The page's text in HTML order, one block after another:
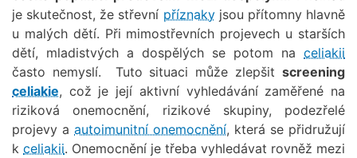
je skutečnost, že střevní příznakyjsou přítomny hlavně
u malých dětí. Při mimostřevních projevech u starších
dětí, mladistvých a dospělých se potom na celiakii
často nemyslí. Tuto situaci může zlepšit screening
celiakie, což je její aktivní vyhledávání zaměřené na
riziková onemocnění, rizikové skupiny, podezřelé
projevy a autoimunitní onemocnění, která se přidružují
k celiakii. Onemocnění je třeba vyhledávat rovněž mezi